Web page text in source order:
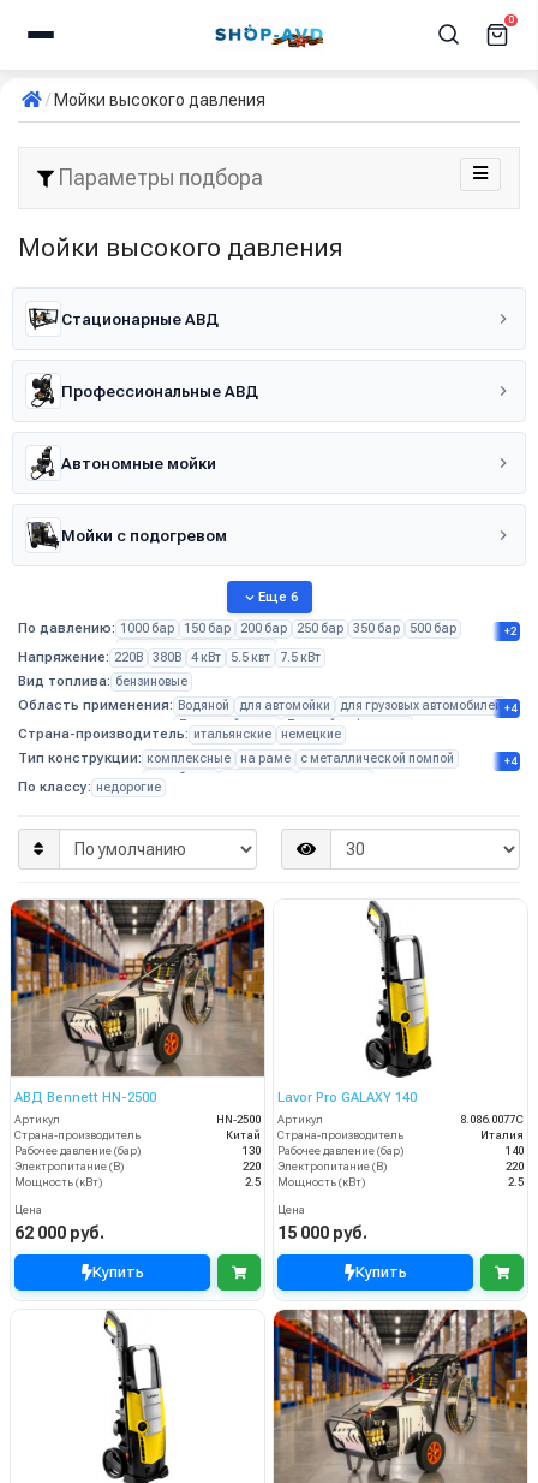
0
Мойки высокого давления
Параметры подбора
Мойки высокого давления
Стационарные АВД
Профессиональные АВД
Автономные мойки
Мойки с подогревом
Еще 6
По давлению: 1000 бар 150 бар 200 бар 250 бар 350 бар
500 бар
сверхвысокого давления
+2
Напряжение: 220В 380В 4 кВт 5.5 квт 7.5 кВт
Вид топлива: бензиновые
Область применения: Водяной для автомойки
для грузовых автомобилей
Для детейлинга
Для мойки фасадов
для пищевого производства
+4
Страна-производитель: итальянские немецкие
Тип конструкции: комплексные на раме
с металлической помпой
моноблоки
с забором воды из емкости
+4
По классу: недорогие
АВД Bennett HN-2500
Артикул
HN-2500
Страна-производитель
Китай
Рабочее давление (бар)
130
Электропитание (В)
220
Мощность (кВт)
2.5
Цена
62 000 руб.
Купить
Lavor Pro GALAXY 140
Артикул
8.086.0077C
Страна-производитель
Италия
Рабочее давление (бар)
140
Электропитание (В)
220
Мощность (кВт)
2.5
Цена
15 000 руб.
Купить